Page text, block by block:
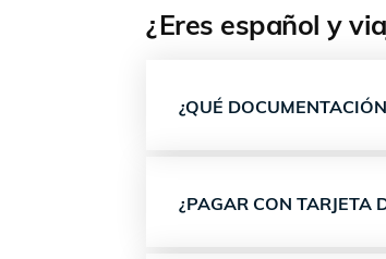
¿Eres español y
¿QUÉ
¿PAGAR CON TARJETA